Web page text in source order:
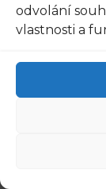
odvolání
vlastnosti a
Ruzyni
Zavolejte na